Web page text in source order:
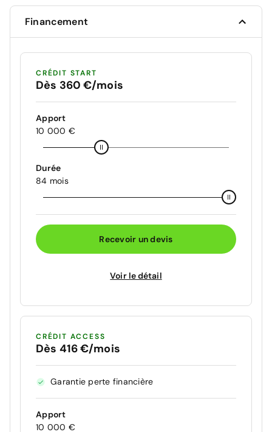
Financement
CRÉDIT START
Dès 360 €/mois
Apport
10 000 €
Durée
84 mois
Recevoir un devis
Voir le détail
CRÉDIT ACCESS
Dès 416 €/mois
Garantie perte financière
Apport
10 000 €